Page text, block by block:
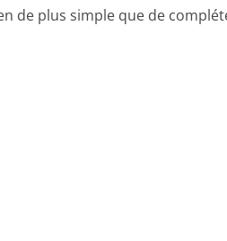
de plus simple que de